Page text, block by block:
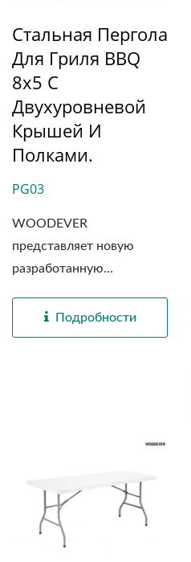
Стальная Пергола
Для Гриля BBQ
8x5 С
Двухуровневой
Крышей И
Полками.
PG03
WOODEVER
представляет новую
разработанную
Подробности